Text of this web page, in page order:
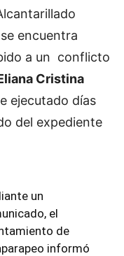
encuentra
a un conflicto
Cristina
ejecutado días
del expediente
un
el
de
informó